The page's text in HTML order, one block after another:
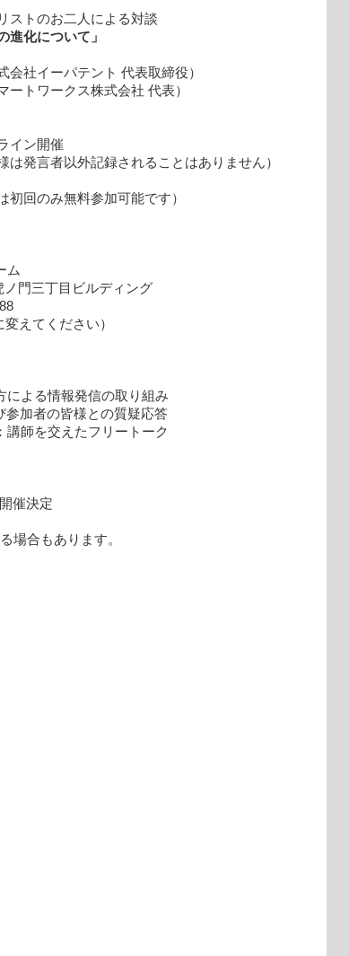
ャリストのお二人による対談
進化について」
ーパテント 代表取締役）
ワークス株式会社 代表）
ライン開催
は発言者以外記録されることはありません）
回のみ無料参加可能です）
ム
ノ門三丁目ビルディング
えてください）
による情報発信の取り組み
参加者の皆様との質疑応答
講師を交えたフリートーク
催決定
場合もあります。